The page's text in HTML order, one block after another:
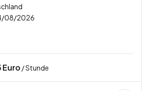
08/2026
Euro / Stunde